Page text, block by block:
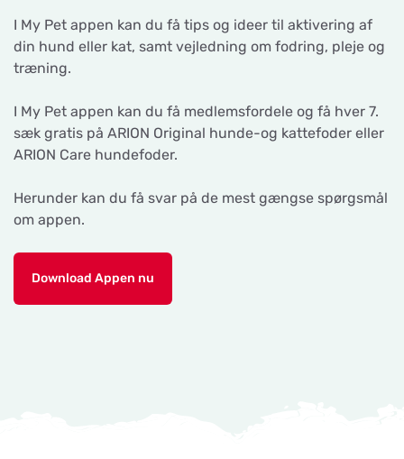
I My Pet appen kan du få tips og ideer til aktivering af
din hund eller kat, samt vejledning om fodring, pleje og
træning.
I My Pet appen kan du få medlemsfordele og få hver 7.
sæk gratis på ARION Original hunde-og kattefoder eller
ARION Care hundefoder.
Herunder kan du få svar på de mest gængse spørgsmål
om appen.
Download Appen nu